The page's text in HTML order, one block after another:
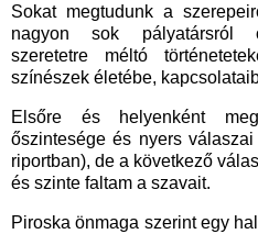
Sokat megtudunk a
nagyon sok pályatársról
szeretetre méltó
színészek életébe,
Elsőre és helyenként
őszintesége és nyers
riportban), de a következő
és szinte faltam a szavait.
Piroska önmaga szerint egy